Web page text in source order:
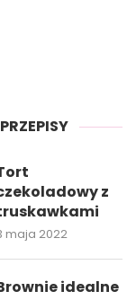
z
maja 2022
idealne